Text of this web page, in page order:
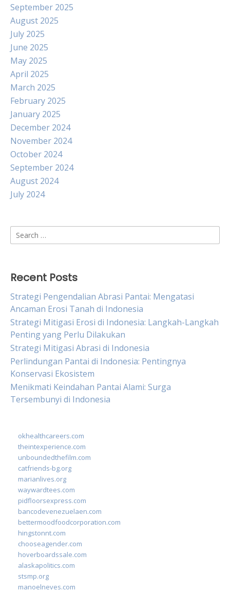
September 2025
August 2025
July 2025
June 2025
May 2025
April 2025
March 2025
February 2025
January 2025
December 2024
November 2024
October 2024
September 2024
August 2024
July 2024
Search
for:
Recent Posts
Strategi Pengendalian Abrasi Pantai: Mengatasi
Ancaman Erosi Tanah di Indonesia
Strategi Mitigasi Erosi di Indonesia: Langkah-Langkah
Penting yang Perlu Dilakukan
Strategi Mitigasi Abrasi di Indonesia
Perlindungan Pantai di Indonesia: Pentingnya
Konservasi Ekosistem
Menikmati Keindahan Pantai Alami: Surga
Tersembunyi di Indonesia
okhealthcareers.com
theintexperience.com
unboundedthefilm.com
catfriends-bg.org
marianlives.org
waywardtees.com
pidfloorsexpress.com
bancodevenezuelaen.com
bettermoodfoodcorporation.com
hingstonnt.com
chooseagender.com
hoverboardssale.com
alaskapolitics.com
stsmp.org
manoelneves.com